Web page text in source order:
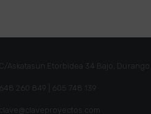
C/Askatasun Etorbidea 34 Bajo, Durango
648 260 849 | 605 748 139
clave@claveproyectos.com